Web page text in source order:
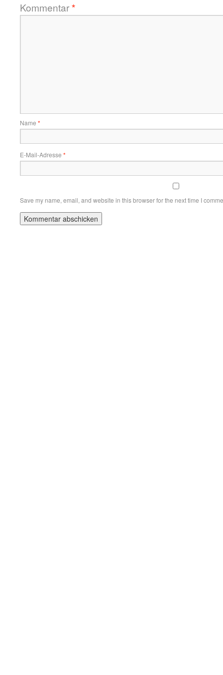
Kommentar*
Name *
E-Mail-Adresse *
Save my name, email, and website in this browser for the next time I